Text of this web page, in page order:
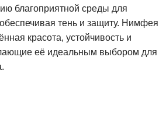
благоприятной среды для
тень и защиту. Нимфея
красота, устойчивость и
её идеальным выбором для